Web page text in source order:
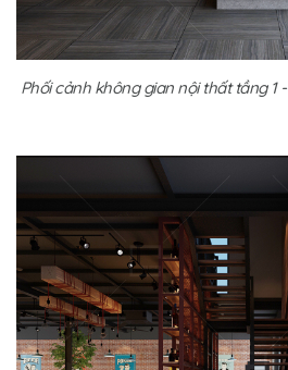
Phối cảnh không gian nội thất tầng 1 -